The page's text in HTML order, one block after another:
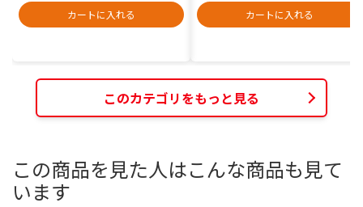
カートに入れる
カートに入れる
このカテゴリをもっと見る
この商品を見た人はこんな商品も見て
います